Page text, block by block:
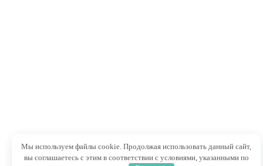
Мы используем файлы cookie. Продолжая использовать данный сайт,
вы соглашаетесь с этим в соответствии с условиями, указанными по